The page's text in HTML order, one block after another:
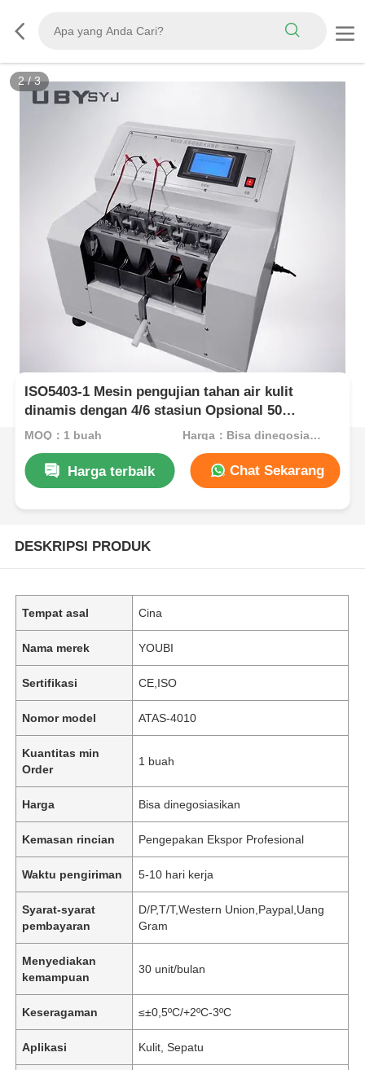
2/3
ISO5403-1 Mesin pengujian tahan air kulit
dinamis dengan 4/6 stasiun Opsional 50
Siklus/menit Kecepatan diatur dan SUS Tangki
MOQ：1 buah Harga：Bisa dinegosiasikan
Harga terbaik Chat Sekarang
DESKRIPSI PRODUK
Tempat asal Cina
Nama merek YOUBI
Sertifikasi CE,ISO
Nomor model ATAS-4010
Kuantitas min
Order
1 buah
Harga Bisa dinegosiasikan
Kemasan rincian Pengepakan Ekspor Profesional
Waktu pengiriman 5-10 hari kerja
Syarat-syarat
pembayaran
D/P,T/T,Western Union,Paypal,Uang
Gram
Menyediakan
kemampuan
30 unit/bulan
Keseragaman ≤±0,5ºC/+2ºC-3ºC
Aplikasi Kulit, Sepatu